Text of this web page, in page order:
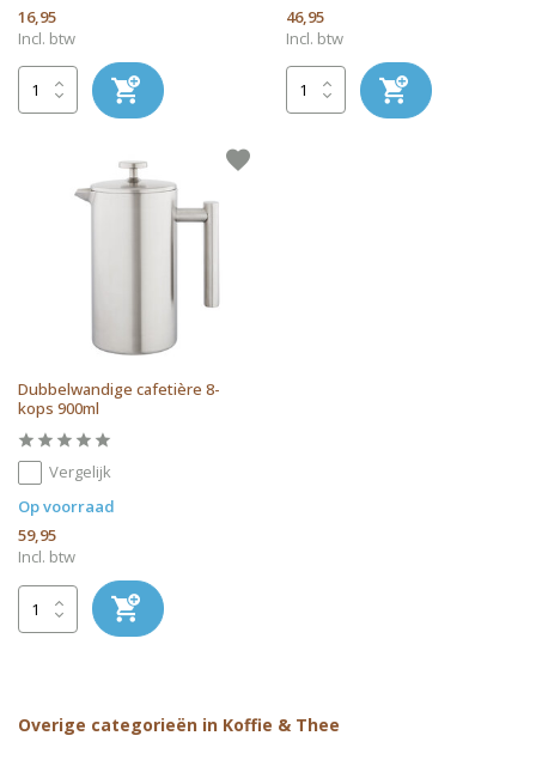
16,95
Incl. btw
46,95
Incl. btw
Dubbelwandige cafetière 8-
kops 900ml
Vergelijk
Op voorraad
59,95
Incl. btw
Overige categorieën in Koffie & Thee